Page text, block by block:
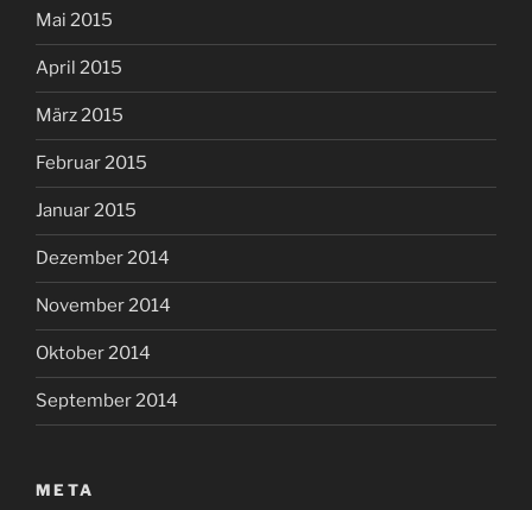
Mai 2015
April 2015
März 2015
Februar 2015
Januar 2015
Dezember 2014
November 2014
Oktober 2014
September 2014
META